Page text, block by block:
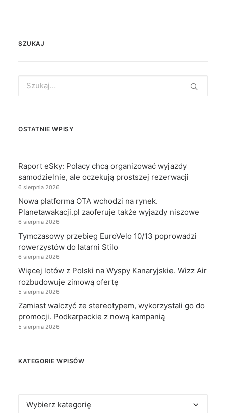
SZUKAJ
for:
OSTATNIE WPISY
Raport eSky: Polacy chcą organizować wyjazdy
samodzielnie, ale oczekują prostszej rezerwacji
6 sierpnia 2026
Nowa platforma OTA wchodzi na rynek.
Planetawakacji.pl zaoferuje także wyjazdy niszowe
6 sierpnia 2026
Tymczasowy przebieg EuroVelo 10/13 poprowadzi
rowerzystów do latarni Stilo
6 sierpnia 2026
Więcej lotów z Polski na Wyspy Kanaryjskie. Wizz Air
rozbudowuje zimową ofertę
5 sierpnia 2026
Zamiast walczyć ze stereotypem, wykorzystali go do
promocji. Podkarpackie z nową kampanią
5 sierpnia 2026
KATEGORIE WPISÓW
Kategorie